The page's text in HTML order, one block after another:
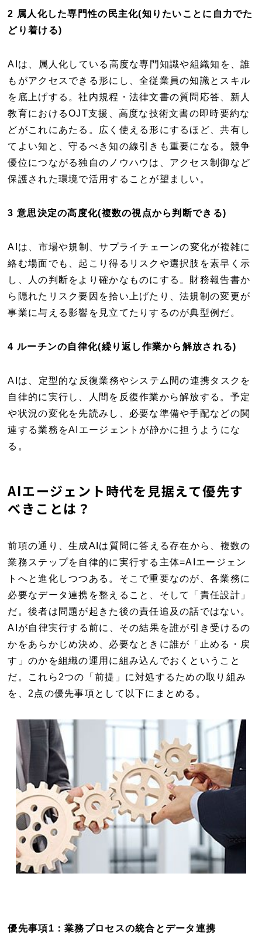
2 属人化した専門性の民主化(知りたいことに自力でた
どり着ける)
AIは、属人化している高度な専門知識や組織知を、誰
もがアクセスできる形にし、全従業員の知識とスキル
を底上げする。社内規程・法律文書の質問応答、新人
教育におけるOJT支援、高度な技術文書の即時要約な
どがこれにあたる。広く使える形にするほど、共有し
てよい知と、守るべき知の線引きも重要になる。競争
優位につながる独自のノウハウは、アクセス制御など
保護された環境で活用することが望ましい。
3 意思決定の高度化(複数の視点から判断できる)
AIは、市場や規制、サプライチェーンの変化が複雑に
絡む場面でも、起こり得るリスクや選択肢を素早く示
し、人の判断をより確かなものにする。財務報告書か
ら隠れたリスク要因を拾い上げたり、法規制の変更が
事業に与える影響を見立てたりするのが典型例だ。
4 ルーチンの自律化(繰り返し作業から解放される)
AIは、定型的な反復業務やシステム間の連携タスクを
自律的に実行し、人間を反復作業から解放する。予定
や状況の変化を先読みし、必要な準備や手配などの関
連する業務をAIエージェントが静かに担うようにな
る。
AIエージェント時代を見据えて優先す
べきことは？
前項の通り、生成AIは質問に答える存在から、複数の
業務ステップを自律的に実行する主体=AIエージェン
トへと進化しつつある。そこで重要なのが、各業務に
必要なデータ連携を整えること、そして「責任設計」
だ。後者は問題が起きた後の責任追及の話ではない。
AIが自律実行する前に、その結果を誰が引き受けるの
かをあらかじめ決め、必要なときに誰が「止める・戻
す」のかを組織の運用に組み込んでおくということ
だ。これら2つの「前提」に対処するための取り組み
を、2点の優先事項として以下にまとめる。
優先事項1：業務プロセスの統合とデータ連携